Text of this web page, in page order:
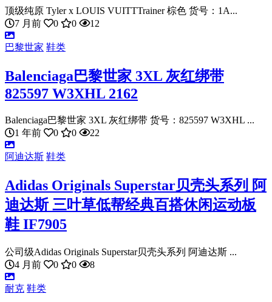
顶级纯原 Tyler x LOUIS VUITTTrainer 棕色 货号：1A...
7 月前
0 0 12
巴黎世家 鞋类
Balenciaga巴黎世家 3XL 灰红绑带
825597 W3XHL 2162
Balenciaga巴黎世家 3XL 灰红绑带 货号：825597 W3XHL ...
1 年前
0 0 22
阿迪达斯 鞋类
Adidas Originals Superstar贝壳头系列 阿
迪达斯 三叶草低帮经典百搭休闲运动板
鞋 IF7905
公司级Adidas Originals Superstar贝壳头系列 阿迪达斯 ...
4 月前
0 0 8
耐克 鞋类